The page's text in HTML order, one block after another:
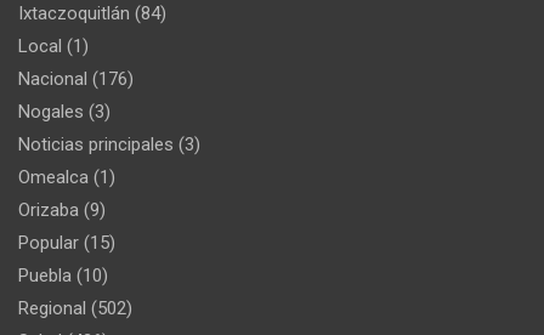
Ixtaczoquitlán (84)
Local (1)
Nacional (176)
Nogales (3)
Noticias principales (3)
Omealca (1)
Orizaba (9)
Popular (15)
Puebla (10)
Regional (502)